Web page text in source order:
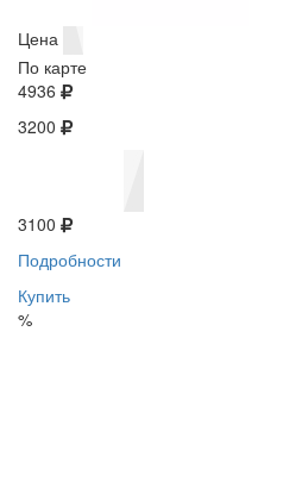
Цена
По карте
4936
3200
3100
Подробности
Купить
%